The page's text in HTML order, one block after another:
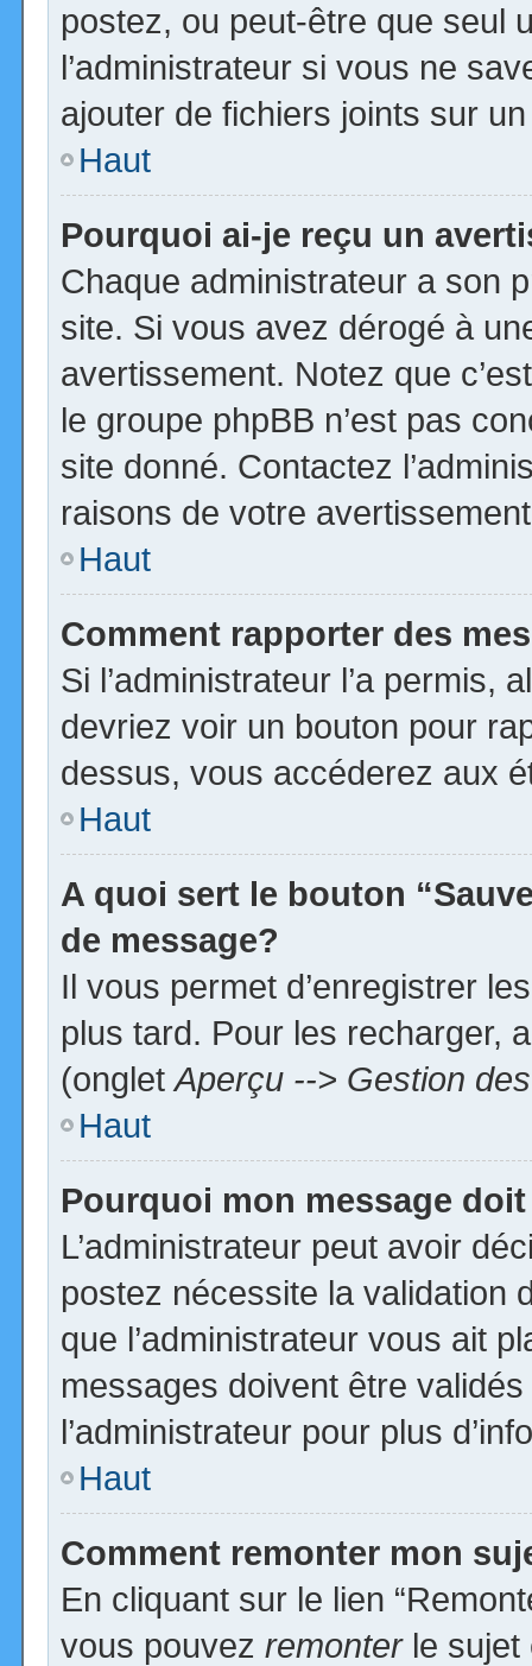
postez, ou peut-être que seul
l’administrateur si vous ne
ajouter de fichiers joints sur
Haut
Pourquoi ai-je reçu un
Chaque administrateur a son
site. Si vous avez dérogé à
avertissement. Notez que
le groupe phpBB n’est pas
site donné. Contactez
raisons de votre
Haut
Comment rapporter des
Si l’administrateur l’a permis,
devriez voir un bouton pour
dessus, vous accéderez aux
Haut
A quoi sert le bouton
de message?
Il vous permet d’enregistrer
plus tard. Pour les recharger,
(ongletAperçu --> Gestion
Haut
Pourquoi mon message
L’administrateur peut avoir
postez nécessite la validation
que l’administrateur vous ait
messages doivent être
l’administrateur pour plus
Haut
Comment remonter mon
En cliquant sur le lien
vous pouvez remonterle sujet